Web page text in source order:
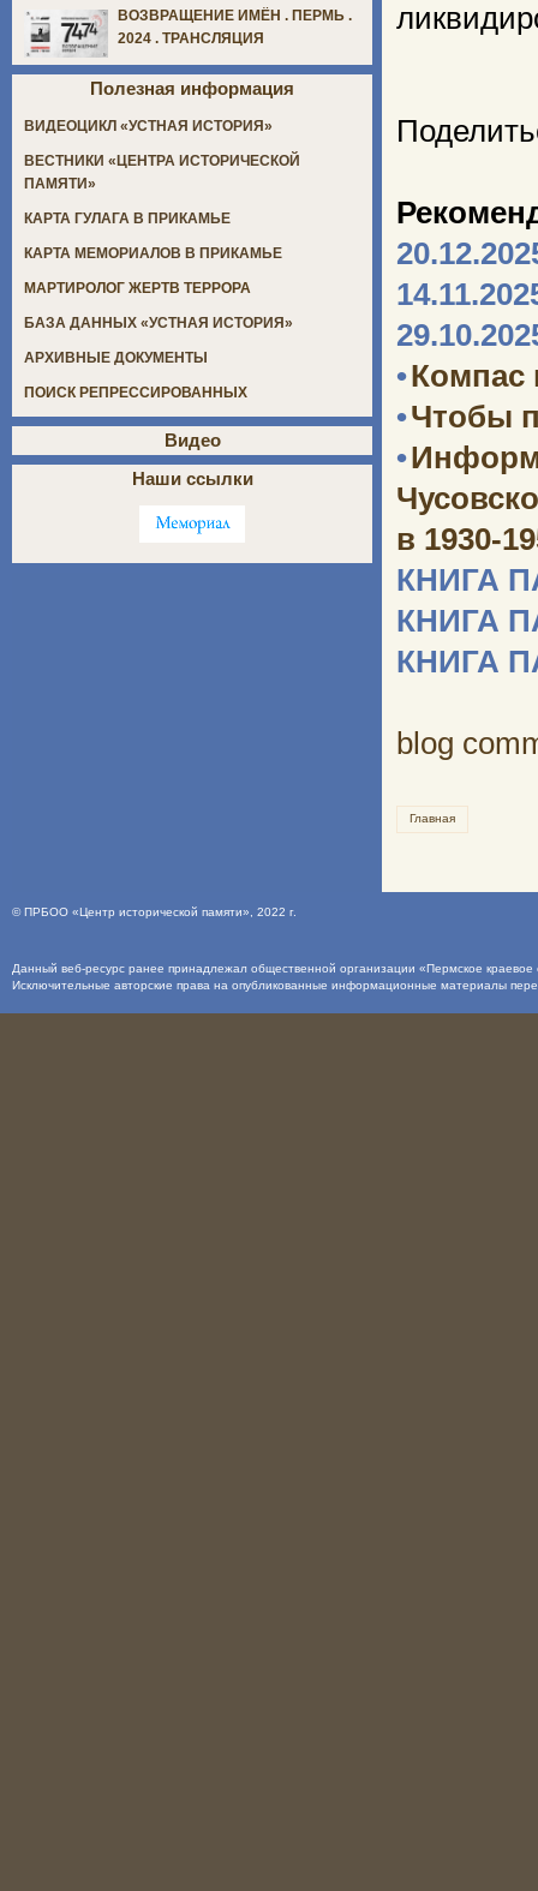
•Компас
•Чтобы
•
в 1930-
КНИГА
КНИГА
КНИГА
blog
Главная
ВОЗВРАЩЕНИЕ ИМЁН . ПЕРМЬ .
2024 . ТРАНСЛЯЦИЯ
Полезная информация
ВИДЕОЦИКЛ «УСТНАЯ ИСТОРИЯ»
ВЕСТНИКИ «ЦЕНТРА ИСТОРИЧЕСКОЙ
ПАМЯТИ»
КАРТА ГУЛАГА В ПРИКАМЬЕ
КАРТА МЕМОРИАЛОВ В ПРИКАМЬЕ
МАРТИРОЛОГ ЖЕРТВ ТЕРРОРА
БАЗА ДАННЫХ «УСТНАЯ ИСТОРИЯ»
АРХИВНЫЕ ДОКУМЕНТЫ
ПОИСК РЕПРЕССИРОВАННЫХ
Видео
Наши ссылки
©ПРБОО «Центр исторической памяти» , 2022 г.
Данный веб-ресурс ранее принадлежал общественной организации «Пермское
Исключительные авторские права на опубликованные информационные материалы